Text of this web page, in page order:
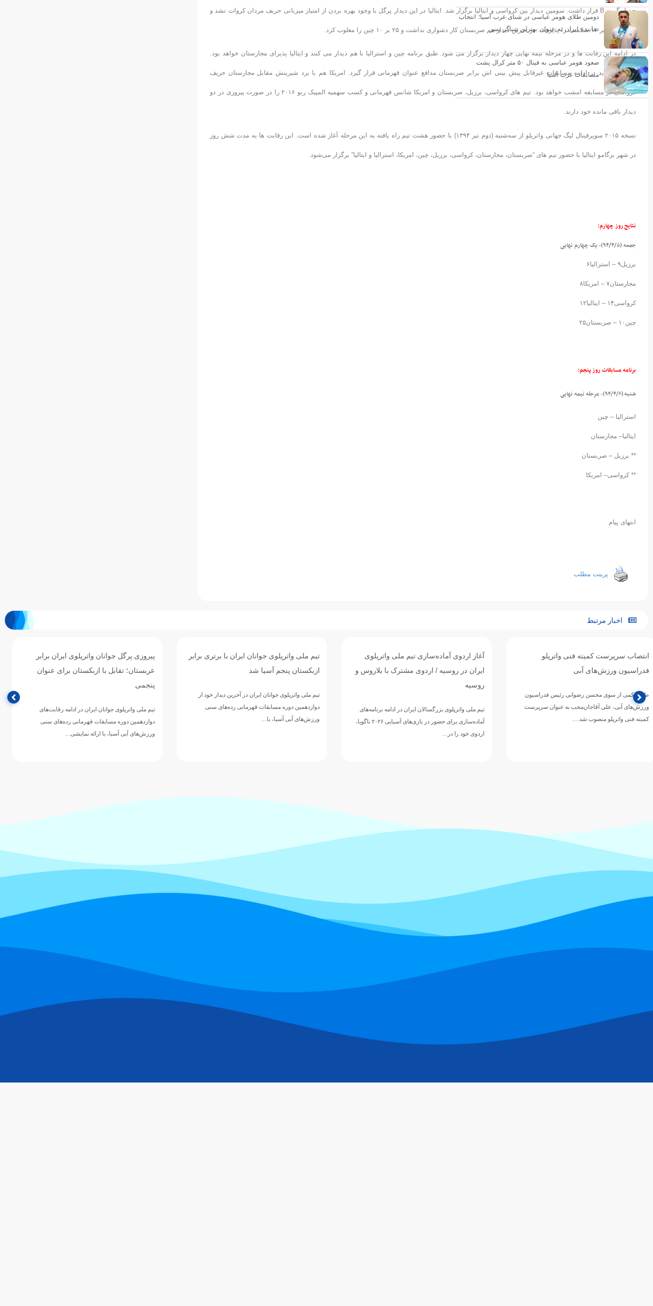
جدول گروه B قرار داشت. سومین دیدار بین کرواسی و ایتالیا برگزار شد. ایتالیا در این دیدار پرگل با وجود بهره بردن از امتیاز میزبانی حریف مردان کروات نشد و
در پایان ۱۴ بر ۱۲ شکست را پذیرفت. در آخرین دیدار هم صربستان کار دشواری نداشت و ۲۵ بر ۱۰ چین را مغلوب کرد.
در ادامه این رقابت ها و در مرحله نیمه نهایی چهار دیدار برگزار می شود. طبق برنامه چین و استرالیا با هم دیدار می کنند و ایتالیا پذیرای مجارستان خواهد بود.
برزیل هم باید در ادامه مسابقات غیرقابل پیش بینی اش برابر صربستان مدافع عنوان قهرمانی قرار گیرد. امریکا هم با برد شیرینش مقابل مجارستان حریف
کرواسی در مسابقه امشب خواهد بود. تیم های کرواسی، برزیل، صربستان و امریکا شانس قهرمانی و کسب سهمیه المپیک ریو ۲۰۱۶ را در صورت پیروزی در دو
دیدار باقی مانده خود دارند.
نسخه ۲۰۱۵ سوپرفینال لیگ جهانی واترپلو از سه‌شنبه (دوم تیر ۱۳۹۴) با حضور هشت تیم راه یافته به این مرحله آغاز شده است. این رقابت ها به مدت شش روز
در شهر برگامو ایتالیا با حضور تیم های “صربستان، مجارستان، کرواسی، برزیل، چین، امریکا، استرالیا و ایتالیا” برگزار می‌شود.
نتایج روز چهارم:
جمعه (۹۴/۴/۵)- یک چهارم نهایی
برزیل۹ – استرالیا۶
مجارستان۷ – امریکا۸
کرواسی۱۴ – ایتالیا۱۲
چین۱۰ – صربستان۲۵
برنامه مسابقات روز پنجم:
شنبه (۹۴/۴/۶)- مرحله نیمه نهایی
استرالیا – چین
ایتالیا– مجارستان
** برزیل – صربستان
** کرواسی– امریکا
انتهای پیام
پرینت مطلب
دومین طلای هومر عباسی در شنای غرب آسیا؛ انتخاب
نماینده ایران به عنوان بهترین شناگر پسر
صعود هومر عباسی به فینال ۵۰ متر کرال پشت
مسابقات غرب آسیا
اخبار مرتبط
آغاز اردوی آماده‌سازی تیم ملی واترپلوی
ایران در روسیه / اردوی مشترک با بلاروس و
تیم ملی واترپلوی بزرگسالان ایران در ادامه برنامه‌های
تیم ملی واترپلوی جوانان ایران با برتری برابر
ازبکستان پنجم آسیا شد
دوازدهمین دوره مسابقات قهرمانی رده‌های سنی
ورزش‌های آبی آسیا، با…
پیروزی پرگل جوانان واترپلوی ایران برابر
عربستان؛ تقابل با ازبکستان برای عنوان
تیم ملی واترپلوی جوانان ایران در ادامه رقابت‌های
دوازدهمین دوره مسابقات قهرمانی رده‌های سنی
سومین برد جوانان واترپلوی ایران با شکست
پرگل سریلانکا/ نوبت به قزاقستان رسید
تیم ملی واترپلوی جوانان ایران در چهارمین دیدار خود از
مرحله گروهی دوازدهمین دوره مسابقات قهرمانی
رده‌های سنی ورزش‌های آبی…